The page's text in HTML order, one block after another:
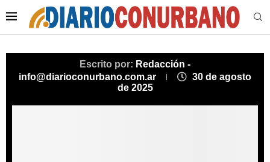
Escrito por: Redacción -
info@diarioconurbano.com.ar
30 de agosto
de 2025